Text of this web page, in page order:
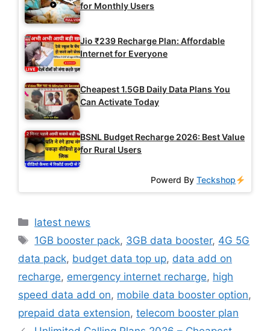
for Monthly Users
Jio ₹239 Recharge Plan: Affordable
Internet for Everyone
Cheapest 1.5GB Daily Data Plans You
Can Activate Today
BSNL Budget Recharge 2026: Best Value
for Rural Users
Powerd ByTeckshop
Categories
latest news
Tags
1GB booster pack, 3GB data booster, 4G 5G
data pack, budget data top up, data add on
recharge, emergency internet recharge, high
speed data add on, mobile data booster option,
prepaid data extension, telecom booster plan